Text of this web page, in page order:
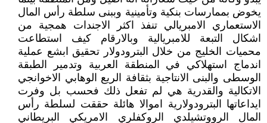
يخوض بممارسات بنكية وتأمينية وببنى سلطة رأس المال
الاستعماري الامبريالي تنفذ اكثر الاجندات همجية من
اشكال التبعة للامبريالية وبالارقام كيف استطاعت
محميات الخليج من خلال البترودولار تحقيق ابشع عملية
اندماج استهلاكي في المنطقة العربية وتدمير الطبقة
الوسطى والبنى الانتاجية بثقافة الريع الوهابي الاخوانجي
الاتكالية والقدرية هي لم تفعل ذلك فحسب بل وفرت
ايداعاتها البترودولارية اموالا هائلة حققت لسلطة رأس
المال الرووتشيلدي الروكفلري الامريكي البريطاني